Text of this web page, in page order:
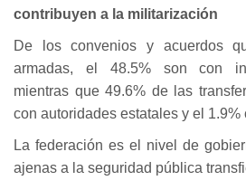
contribuyen a la militarización
De los convenios y acuerdos
armadas, el 48.5% son con
mientras que 49.6% de las
con autoridades estatales y el 1.9%
La federación es el nivel de
ajenas a la seguridad pública